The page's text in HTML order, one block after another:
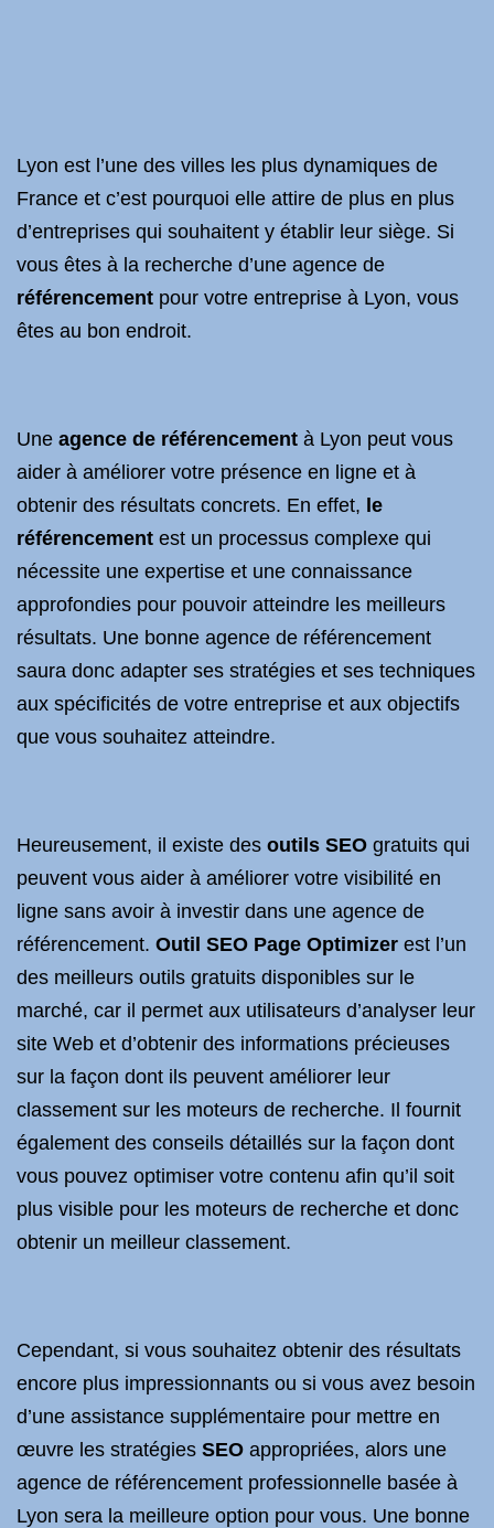
Lyon est l’une des villes les plus dynamiques de
France et c’est pourquoi elle attire de plus en plus
d’entreprises qui souhaitent y établir leur siège. Si
vous êtes à la recherche d’une agence de
référencement pour votre entreprise à Lyon, vous
êtes au bon endroit.
Une agence de référencement à Lyon peut vous
aider à améliorer votre présence en ligne et à
obtenir des résultats concrets. En effet, le
référencement est un processus complexe qui
nécessite une expertise et une connaissance
approfondies pour pouvoir atteindre les meilleurs
résultats. Une bonne agence de référencement
saura donc adapter ses stratégies et ses techniques
aux spécificités de votre entreprise et aux objectifs
que vous souhaitez atteindre.
Heureusement, il existe des outils SEO gratuits qui
peuvent vous aider à améliorer votre visibilité en
ligne sans avoir à investir dans une agence de
référencement. Outil SEO Page Optimizer est l’un
des meilleurs outils gratuits disponibles sur le
marché, car il permet aux utilisateurs d’analyser leur
site Web et d’obtenir des informations précieuses
sur la façon dont ils peuvent améliorer leur
classement sur les moteurs de recherche. Il fournit
également des conseils détaillés sur la façon dont
vous pouvez optimiser votre contenu afin qu’il soit
plus visible pour les moteurs de recherche et donc
obtenir un meilleur classement.
Cependant, si vous souhaitez obtenir des résultats
encore plus impressionnants ou si vous avez besoin
d’une assistance supplémentaire pour mettre en
œuvre les stratégies SEO appropriées, alors une
agence de référencement professionnelle basée à
Lyon sera la meilleure option pour vous. Une bonne